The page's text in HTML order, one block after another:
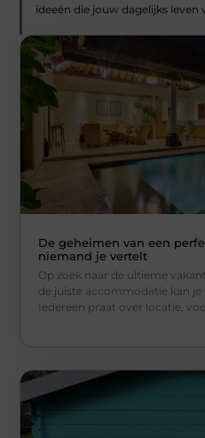
ideeën die jouw dagelijks leven
De geheimen van een
niemand je vertelt
Op zoek naar de ultieme
de juiste accommodatie kan je
Iedereen praat over locatie,